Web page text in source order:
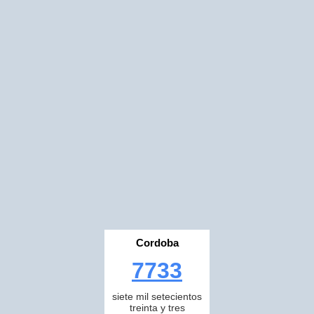
Cordoba
7733
siete mil setecientos
treinta y tres